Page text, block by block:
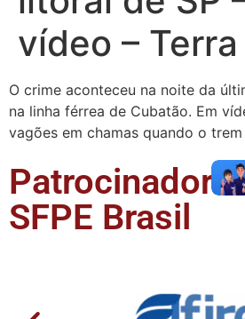
vídeo – Terra
O crime aconteceu na noite da
na linha férrea de Cubatão. Em
vagões em chamas quando o
SFPE Brasil